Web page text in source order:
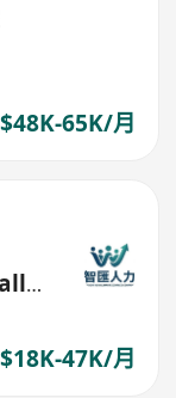
$48K-65K/月
$18K-47K/月